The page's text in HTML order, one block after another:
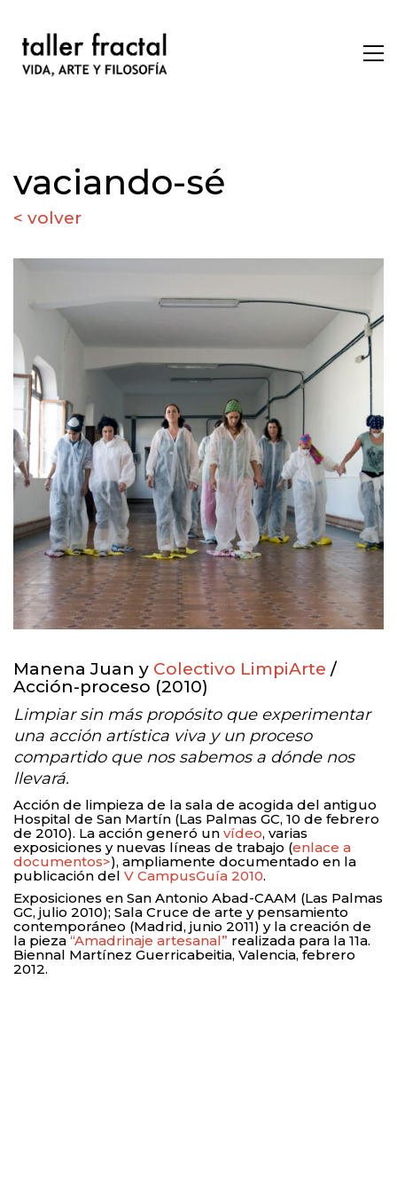
vaciando-sé
< volver
Manena Juan y Colectivo LimpiArte /
Acción-proceso (2010)
Limpiar sin más propósito que experimentar
una acción artística viva y un proceso
compartido que nos sabemos a dónde nos
llevará.
Acción de limpieza de la sala de acogida del antiguo
Hospital de San Martín (Las Palmas GC, 10 de febrero
de 2010). La acción generó un vídeo, varias
exposiciones y nuevas líneas de trabajo (enlace a
documentos>), ampliamente documentado en la
publicación del V CampusGuía 2010.
Exposiciones en San Antonio Abad-CAAM (Las Palmas
GC, julio 2010); Sala Cruce de arte y pensamiento
contemporáneo (Madrid, junio 2011) y la creación de
la pieza “Amadrinaje artesanal” realizada para la 11a.
Biennal Martínez Guerricabeitia, Valencia, febrero
2012.